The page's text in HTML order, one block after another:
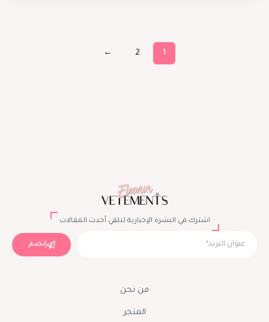
1
2
←
اشترك في النشرة الإخبارية لتلقي أحدث المقالات
إنضم
من نحن
المتجر